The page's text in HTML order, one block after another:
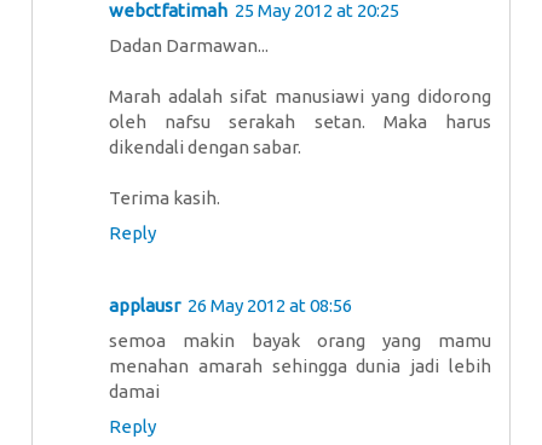
webctfatimah 25 May 2012 at 20:25
Dadan Darmawan...
Marah adalah sifat manusiawi yang didorong
oleh nafsu serakah setan. Maka harus
dikendali dengan sabar.
Terima kasih.
Reply
applausr 26 May 2012 at 08:56
semoa makin bayak orang yang mamu
menahan amarah sehingga dunia jadi lebih
damai
Reply